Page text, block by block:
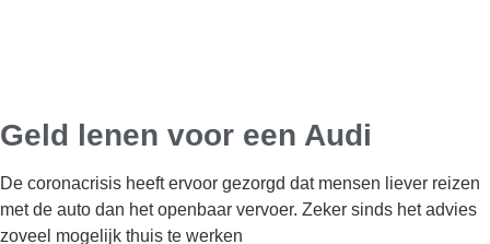
Geld lenen voor een Audi
De coronacrisis heeft ervoor gezorgd dat mensen liever reizen
met de auto dan het openbaar vervoer. Zeker sinds het advies
zoveel mogelijk thuis te werken